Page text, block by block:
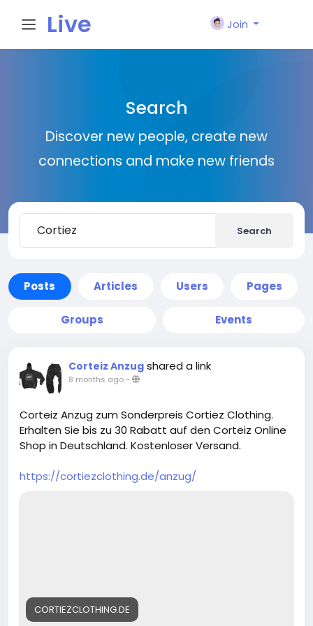
Live
n
Join
Search
Discover new people, create new
connections and make new friends
Search
Posts Articles Users Pages
Groups Events
Corteiz Anzug shared a link
8 months ago-
Corteiz Anzug zum Sonderpreis Cortiez Clothing.
Erhalten Sie bis zu 30 Rabatt auf den Corteiz Online
Shop in Deutschland. Kostenloser Versand.
https://cortiezclothing.de/anzug/
CORTIEZCLOTHING.DE